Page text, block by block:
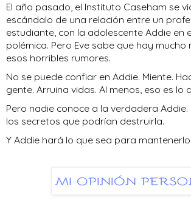
El año pasado, el Instituto Caseham se
escándalo de una relación entre un
estudiante, con la adolescente Addie en
polémica. Pero Eve sabe que hay
esos horribles rumores.
No se puede confiar en Addie. Miente.
gente. Arruina vidas. Al menos, eso es lo
Pero nadie conoce a la verdadera
los secretos que podrían destruirla.
Y Addie hará lo que sea para